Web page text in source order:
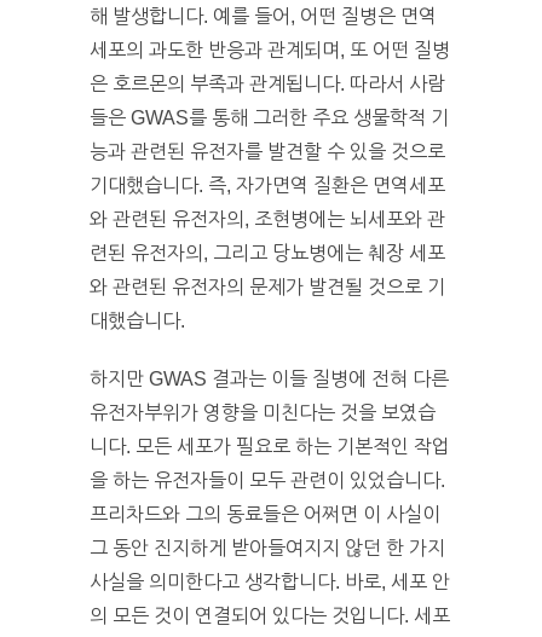
해 발생합니다. 예를 들어, 어떤 질병은 면역
세포의 과도한 반응과 관계되며, 또 어떤 질병
은 호르몬의 부족과 관계됩니다. 따라서 사람
들은 GWAS를 통해 그러한 주요 생물학적 기
능과 관련된 유전자를 발견할 수 있을 것으로
기대했습니다. 즉, 자가면역 질환은 면역세포
와 관련된 유전자의, 조현병에는 뇌세포와 관
련된 유전자의, 그리고 당뇨병에는 췌장 세포
와 관련된 유전자의 문제가 발견될 것으로 기
대했습니다.
하지만 GWAS 결과는 이들 질병에 전혀 다른
유전자부위가 영향을 미친다는 것을 보였습
니다. 모든 세포가 필요로 하는 기본적인 작업
을 하는 유전자들이 모두 관련이 있었습니다.
프리차드와 그의 동료들은 어쩌면 이 사실이
그 동안 진지하게 받아들여지지 않던 한 가지
사실을 의미한다고 생각합니다. 바로, 세포 안
의 모든 것이 연결되어 있다는 것입니다. 세포